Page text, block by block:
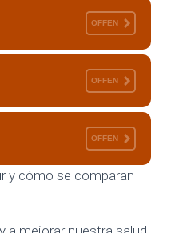
OFFEN
OFFEN
OFFEN
y cómo se comparan